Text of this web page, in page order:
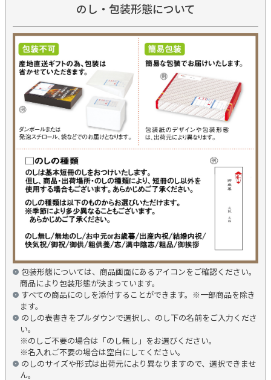
のし・包装形態について
包装形態については、商品画面にあるアイコンをご確認ください。
商品により包装形態が決まっています。
すべての商品にのしを添付することができます。※一部商品を除き
ます。
のしの表書きをプルダウンで選択し、のし下の名前をご入力くださ
い。
※のしご不要の場合は「のし無し」をお選びください。
※名入れご不要の場合は空白にしてください。
のしのサイズや形式は出荷元により異なりますので、選択できませ
ん。